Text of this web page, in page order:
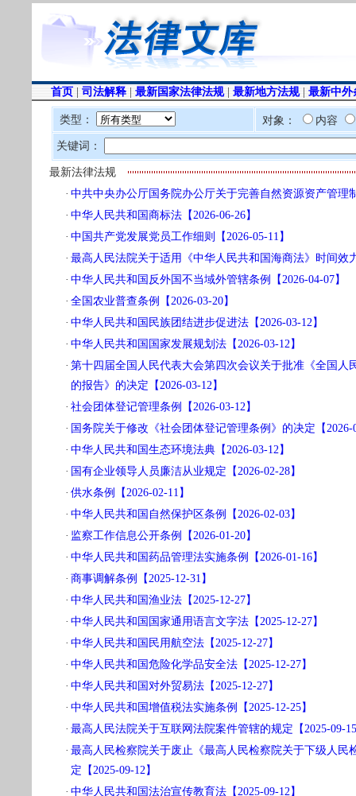
首页 司法解释 最新国家法律法规| 最新地方法规| 最新中外
类型： 对象： 内容
关键词：
最新法律法规
· 中共中央办公厅国务院办公厅关于完善自然资源资产管理
· 中华人民共和国商标法【2026-06-26】
· 中国共产党发展党员工作细则【2026-05-11】
· 最高人民法院关于适用《中华人民共和国海商法》时间效
· 中华人民共和国反外国不当域外管辖条例【2026-04-07】
· 全国农业普查条例【2026-03-20】
· 中华人民共和国民族团结进步促进法【2026-03-12】
· 中华人民共和国国家发展规划法【2026-03-12】
· 第十四届全国人民代表大会第四次会议关于批准《全国
的报告》的决定【2026-03-12】
· 社会团体登记管理条例【2026-03-12】
· 国务院关于修改《社会团体登记管理条例》的决定【2026-
· 中华人民共和国生态环境法典【2026-03-12】
· 国有企业领导人员廉洁从业规定【2026-02-28】
· 供水条例【2026-02-11】
· 中华人民共和国自然保护区条例【2026-02-03】
· 监察工作信息公开条例【2026-01-20】
· 中华人民共和国药品管理法实施条例【2026-01-16】
· 商事调解条例【2025-12-31】
· 中华人民共和国渔业法【2025-12-27】
· 中华人民共和国国家通用语言文字法【2025-12-27】
· 中华人民共和国民用航空法【2025-12-27】
· 中华人民共和国危险化学品安全法【2025-12-27】
· 中华人民共和国对外贸易法【2025-12-27】
· 中华人民共和国增值税法实施条例【2025-12-25】
· 最高人民法院关于互联网法院案件管辖的规定【2025-09-
· 最高人民检察院关于废止《最高人民检察院关于下级人
定【2025-09-12】
· 中华人民共和国法治宣传教育法【2025-09-12】